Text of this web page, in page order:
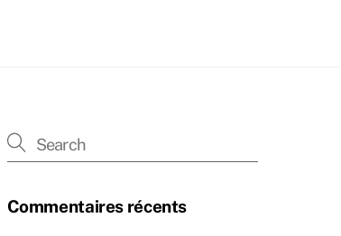
Commentaires récents